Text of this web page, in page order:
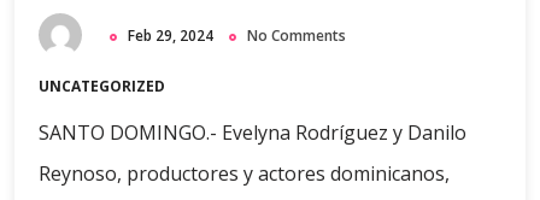
Feb 29, 2024 No Comments
UNCATEGORIZED
SANTO DOMINGO.- Evelyna Rodríguez y Danilo
Reynoso, productores y actores dominicanos,